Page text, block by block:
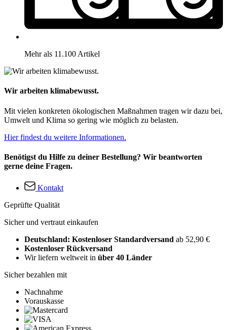
Mehr als 11.100 Artikel
Wir arbeiten klimabewusst.
Mit vielen konkreten ökologischen Maßnahmen tragen wir dazu bei,
Umwelt und Klima so gering wie möglich zu belasten.
Hier findest du weitere Informationen.
Benötigst du Hilfe zu deiner Bestellung? Wir beantworten
gerne deine Fragen.
Kontakt
Geprüfte Qualität
Sicher und vertraut einkaufen
Deutschland: Kostenloser Standardversand ab 52,90 €
Kostenloser Rückversand
Wir liefern weltweit in über 40 Länder
Sicher bezahlen mit
Nachnahme
Vorauskasse